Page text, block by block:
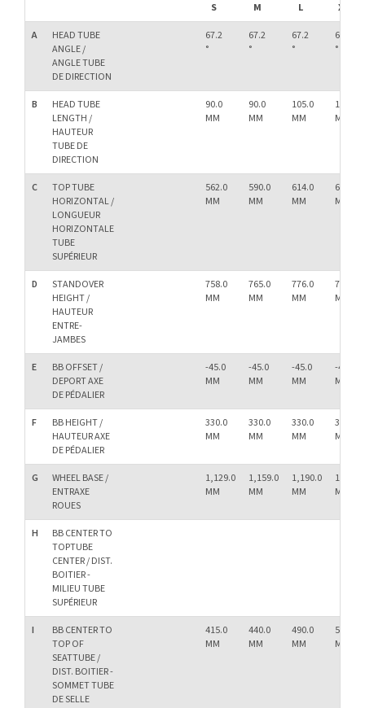
S M L
XL
A
HEAD TUBE
ANGLE /
ANGLE TUBE
DE DIRECTION
67.2
°
67.2
°
67.2
°
67.2
°
B
HEAD TUBE
LENGTH /
HAUTEUR
TUBE DE
DIRECTION
90.0
MM
90.0
MM
105.0
MM
115.0
MM
C
TOP TUBE
HORIZONTAL /
LONGUEUR
HORIZONTALE
TUBE
SUPÉRIEUR
562.0
MM
590.0
MM
614.0
MM
642.0
MM
D
STANDOVER
HEIGHT /
HAUTEUR
ENTRE-
JAMBES
758.0
MM
765.0
MM
776.0
MM
799.0
MM
E
BB OFFSET /
DEPORT AXE
DE PÉDALIER
-45.0
MM
-45.0
MM
-45.0
MM
-45.0
MM
F
BB HEIGHT /
HAUTEUR AXE
DE PÉDALIER
330.0
MM
330.0
MM
330.0
MM
330.0
MM
G
WHEEL BASE /
ENTRAXE
ROUES
1,129.0
MM
1,159.0
MM
1,190.0
MM
1,231.0
MM
H
BB CENTER TO
TOPTUBE
CENTER / DIST.
BOITIER -
MILIEU TUBE
SUPÉRIEUR
I
BB CENTER TO
TOP OF
SEATTUBE /
DIST. BOITIER -
SOMMET TUBE
DE SELLE
415.0
MM
440.0
MM
490.0
MM
540.0
MM